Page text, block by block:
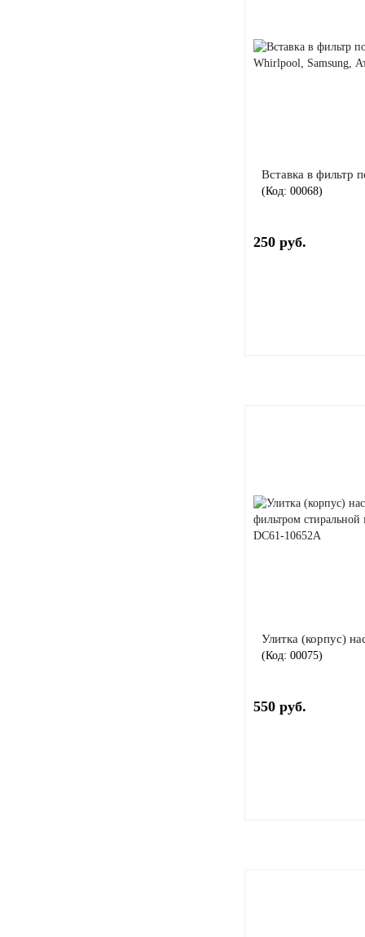
Вставка в фильтр
(Код: 00068)
250 руб.
Улитка (корпус)
(Код: 00075)
550 руб.